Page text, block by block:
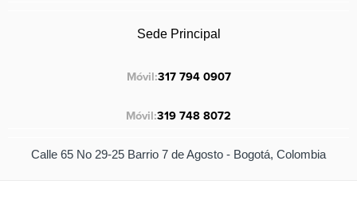
Sede Principal
Móvil:317 794 0907
Móvil:319 748 8072
Calle 65 No 29-25 Barrio 7 de Agosto - Bogotá, Colombia